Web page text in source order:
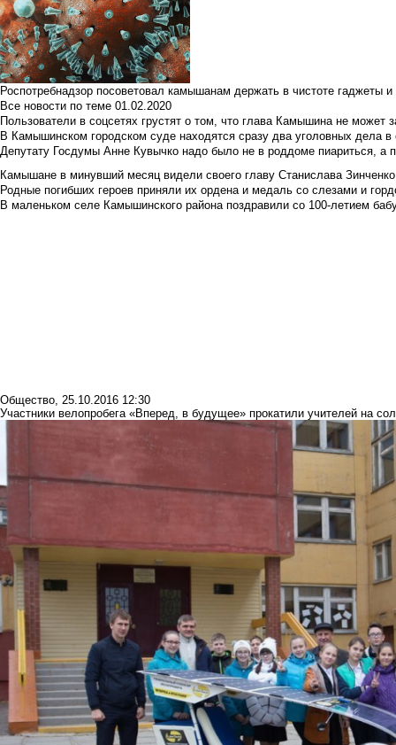
Роспотребнадзор посоветовал камышанам держать в чистоте гаджеты
Все новости по теме 01.02.2020
Пользователи в соцсетях грустят о том, что глава Камышина не может
В Камышинском городском суде находятся сразу два уголовных дела
Депутату Госдумы Анне Кувычко надо было не в роддоме пиариться, а
Камышане в минувший месяц видели своего главу Станислава Зинченко
Родные погибших героев приняли их ордена и медаль со слезами и
В маленьком селе Камышинского района поздравили со 100-летием
Общество, 25.10.2016 12:30
Участники велопробега «Вперед, в будущее» прокатили учителей на